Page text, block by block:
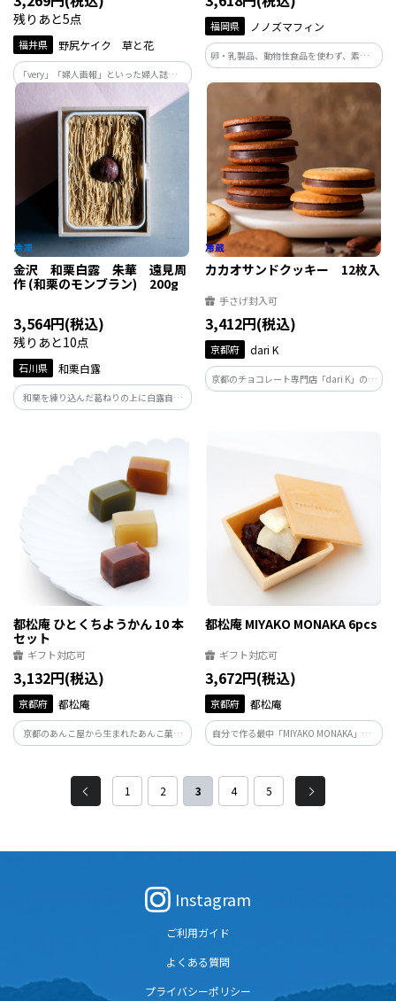
残りあと5点
福井県 野尻ケイク 草と花
「very」「婦人画報」といった婦人誌から
「elleグルメ」「veggy」などのグルメ誌
にも多数掲載、エシカルスイーツのトッ
プを走る野尻ケイク。召し上がるみなさん
のシーンを思い浮かべ３つの味を表現。
福岡県 ノノズマフィン
卵・乳製品、動物性食品を使わず、素材の
味を大切に焼き上げました。 朝食や仕事
の合間のおやつにも人気の、しっとり食
感ヴィーガンマフィンです。
金沢 和栗白露 朱華 遠見周
作 (和栗のモンブラン) 200g
3,564円(税込)
残りあと10点
石川県 和栗白露
和栗を練り込んだ葛ねりの上に白露自慢
の和栗ペースト。ねっとりとした濃厚葛
カカオサンドクッキー 12枚入
手さげ封入可
3,412円(税込)
京都府 dari K
京都のチョコレート専門店「dari K」の代
表商品。インドネシアのカカオ農家と栽
都松庵 ひとくちようかん 10 本
セット
ギフト対応可
3,132円(税込)
京都府 都松庵
京都のあんこ屋から生まれたあんこ菓子
専門店・都松庵の代表商品。 「生あん」
いと 独特のほろほろとした軽い食感。
都松庵 MIYAKO MONAKA 6pcs
ギフト対応可
3,672円(税込)
京都府 都松庵
自分で作る最中「MIYAKO MONAKA」の6
個入りセット。
1 2 3 4 5
Instagram
ご利用ガイド
よくある質問
プライバシーポリシー